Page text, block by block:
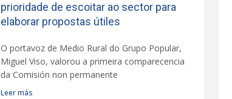
prioridade de escoitar ao sector para
elaborar propostas útiles
O portavoz de Medio Rural do Grupo Popular,
Miguel Viso, valorou a primeira comparecencia
da Comisión non permanente
Leer más